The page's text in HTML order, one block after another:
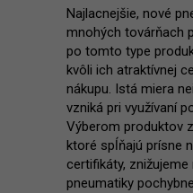
Najlacnejšie, nové
mnohých továrňach
po tomto type
kvôli ich atraktívnej
nákupu. Istá miera
vzniká pri využívaní
Výberom produktov
ktoré spĺňajú prísne
certifikáty, znižujeme
pneumatiky